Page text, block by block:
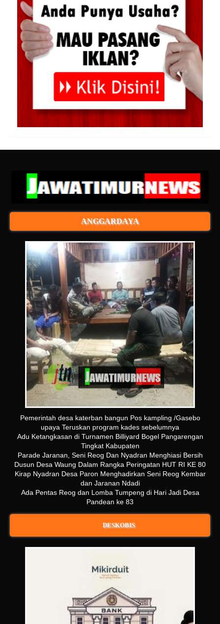
ANGGARDAYA
Pemerintah desa katerban bangun Pos kampling /Gasebo
upaya Teruskan program kades sebelumnya
Adu Ketangkasan di Turnamen Billiyard Bogel Pangarengan
Tingkat Kabupaten
Parade Jaranan, Seni Reog Dan Nyadran Menghiasi Bersih
Dusun Desa Waung Dalam Rangka Peringatan HUT RI KE 80
Kirap Nyadran Desa Paron Menghadirkan Seni Reog Kembar
dan Jaranan Ndadi
Ada Pentas Reog dan Lomba Tumpeng di Hari Jadi Desa
Pandean ke 83
DESKOBIS